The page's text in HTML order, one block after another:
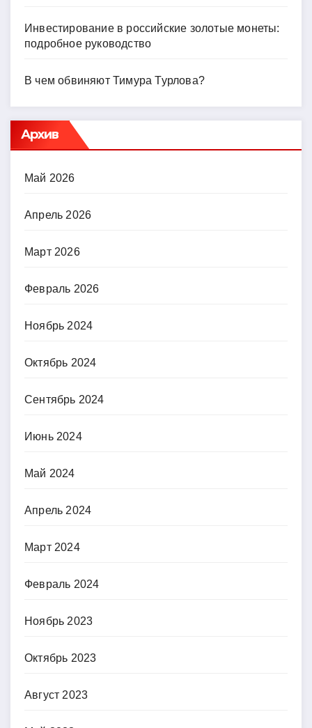
Инвестирование в российские золотые монеты:
подробное руководство
В чем обвиняют Тимура Турлова?
Архив
Май 2026
Апрель 2026
Март 2026
Февраль 2026
Ноябрь 2024
Октябрь 2024
Сентябрь 2024
Июнь 2024
Май 2024
Апрель 2024
Март 2024
Февраль 2024
Ноябрь 2023
Октябрь 2023
Август 2023